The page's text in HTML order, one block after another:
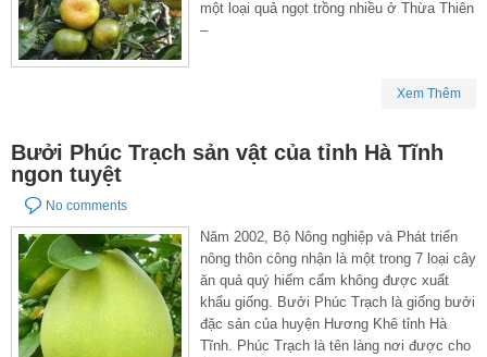
một loại quả ngọt trồng nhiều ở Thừa Thiên
–
Xem Thêm
Bưởi Phúc Trạch sản vật của tỉnh Hà Tĩnh
ngon tuyệt
No comments
Năm 2002, Bộ Nông nghiệp và Phát triển
nông thôn công nhận là một trong 7 loại cây
ăn quả quý hiếm cấm không được xuất
khẩu giống. Bưởi Phúc Trạch là giống bưởi
đặc sản của huyện Hương Khê tỉnh Hà
Tĩnh. Phúc Trạch là tên làng nơi được cho